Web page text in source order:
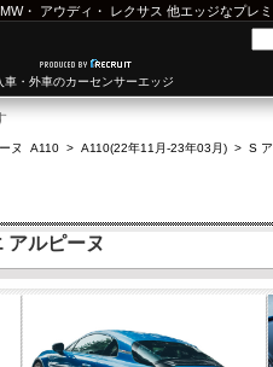
・ アウディ ・ レクサス 他エッジなプレ
・外車のカーセンサーエッジ
ヌ A110 > A110(22年11月-23年03月) > S
アルピーヌ